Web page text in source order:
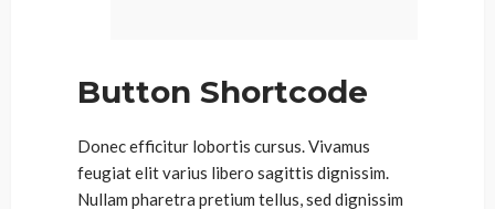
Button Shortcode
Donec efficitur lobortis cursus. Vivamus
feugiat elit varius libero sagittis dignissim.
Nullam pharetra pretium tellus, sed dignissim